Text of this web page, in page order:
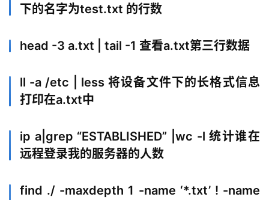
下的名字为test.txt 的行数
head -3 a.txt | tail -1 查看a.txt第三行数据
ll -a /etc | less 将设备文件下的长格式信息
打印在a.txt中
ip a|grep “ESTABLISHED” |wc -l 统计谁在
远程登录我的服务器的人数
find ./ -maxdepth 1 -name ‘*.txt’ ! -name